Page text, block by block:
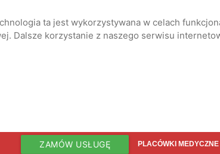
ta jest wykorzystywana w celach
Dalsze korzystanie z naszego serwisu
ZAMÓW USŁUGĘ PLACÓWKI MEDYCZNE